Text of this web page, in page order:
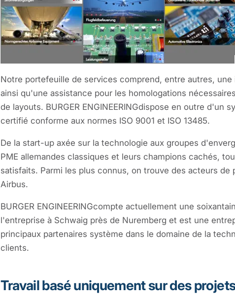
Notre portefeuille de services comprend, entre autres,
ainsi qu'une assistance pour les homologations
de layouts. BURGER ENGINEERINGdispose en outre d'un
certifié conforme aux normes ISO 9001 et ISO 13485.
De la start-up axée sur la technologie aux groupes
PME allemandes classiques et leurs champions cachés,
satisfaits. Parmi les plus connus, on trouve des acteurs de
Airbus.
BURGER ENGINEERINGcompte actuellement une
l'entreprise à Schwaig près de Nuremberg et est une
principaux partenaires système dans le domaine de la
clients.
Travail basé uniquement sur des